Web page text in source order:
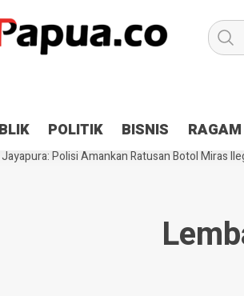
POLITIK BISNIS RAGAM
TNI Polri Patroli 2×24 jam di Kota Jayapura
SMPN 5 Sentani Terbakar
Hibah
Polisi Amankan Ratusan Botol Miras